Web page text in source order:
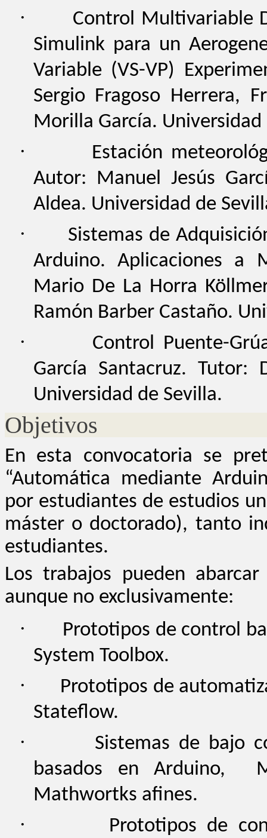
·
Control Multivariable
Simulink para un
Variable (VS-VP)
Sergio Fragoso Herrera,
Morilla García. Universidad
·
Estación
Autor: Manuel Jesús
Aldea. Universidad de
·
Sistemas de
Arduino. Aplicaciones a
Mario De La Horra
Ramón Barber Castaño.
·
Control Puente-
García Santacruz. Tutor:
Universidad de Sevilla.
Objetivos
En esta convocatoria se
“Automática mediante
por estudiantes de estudios
máster o doctorado), tanto
estudiantes.
Los trabajos pueden
aunque no exclusivamente:
·
Prototipos de control
System Toolbox.
·
Prototipos de
Stateflow.
·
Sistemas de bajo
basados en Arduino,
Mathwortks afines.
·
Prototipos de